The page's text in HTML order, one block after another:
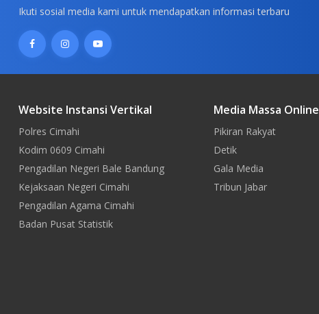
Ikuti sosial media kami untuk mendapatkan informasi terbaru
Website Instansi Vertikal
Polres Cimahi
Kodim 0609 Cimahi
Pengadilan Negeri Bale Bandung
Kejaksaan Negeri Cimahi
Pengadilan Agama Cimahi
Badan Pusat Statistik
Media Massa Online
Pikiran Rakyat
Detik
Gala Media
Tribun Jabar